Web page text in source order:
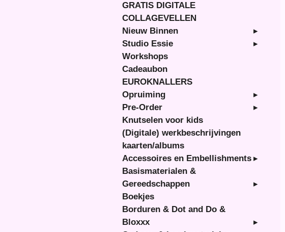
GRATIS DIGITALE
COLLAGEVELLEN
Nieuw Binnen
Studio Essie
Workshops
Cadeaubon
EUROKNALLERS
Opruiming
Pre-Order
Knutselen voor kids
(Digitale) werkbeschrijvingen
kaarten/albums
Accessoires en Embellishments
Basismaterialen &
Gereedschappen
Boekjes
Borduren & Dot and Do &
Bloxxx